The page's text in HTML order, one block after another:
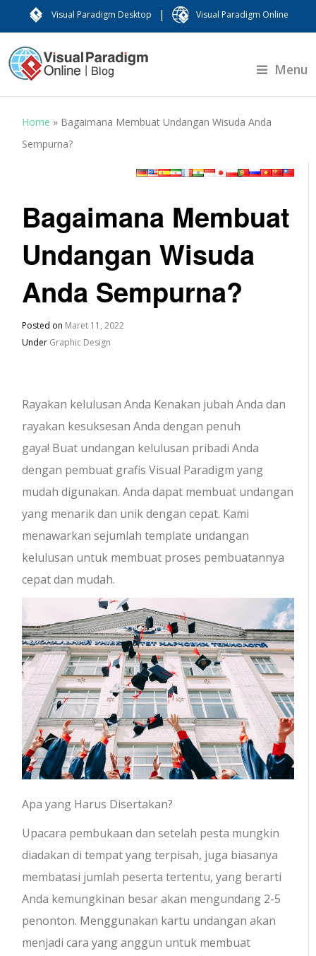
Visual Paradigm Desktop | Visual Paradigm Online
Menu
Home » Bagaimana Membuat Undangan Wisuda Anda
Sempurna?
Bagaimana Membuat
Undangan Wisuda
Anda Sempurna?
Posted on Maret 11, 2022
Under Graphic Design
Rayakan kelulusan Anda Kenakan jubah Anda dan
rayakan kesuksesan Anda dengan penuh
gaya! Buat undangan kelulusan pribadi Anda
dengan pembuat grafis Visual Paradigm yang
mudah digunakan. Anda dapat membuat undangan
yang menarik dan unik dengan cepat. Kami
menawarkan sejumlah template undangan
kelulusan untuk membuat proses pembuatannya
cepat dan mudah.
Apa yang Harus Disertakan?
Upacara pembukaan dan setelah pesta mungkin
diadakan di tempat yang terpisah, juga biasanya
membatasi jumlah peserta tertentu, yang berarti
Anda kemungkinan besar akan mengundang 2-5
penonton. Menggunakan kartu undangan akan
menjadi cara yang anggun untuk membuat